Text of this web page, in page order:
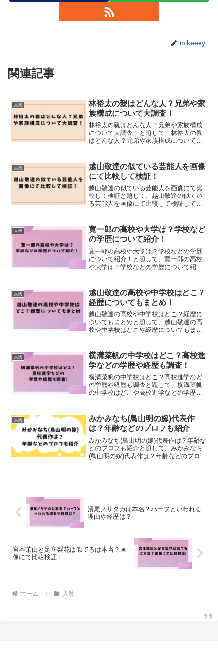
mikeeey
関連記事
人物
林裕太の親はどんな人？兄弟や家
族構成について大調査！
林裕太の親はどんな人？兄弟や家族構成
について大調査！と題して、林裕太の親
はどんな人？兄弟や家族構成について大
人物
越山敬達の似ている芸能人を画像
にて比較して検証！
越山敬達の似ている芸能人を画像にて比
較して検証と題して、越山敬達の似てい
る芸能人を画像にて比較して検証してみ
人物
寛一郎の高校や大学は？学校など
の学歴について紹介！
寛一郎の高校や大学は？学校などの学歴
について紹介！と題して、寛一郎の高校
や大学は？学校などの学歴について紹介
人物
越山敬達の高校や中学校はどこ？
経歴についてもまとめ！
越山敬達の高校や中学校はどこ？経歴に
ついてもまとめと題して、越山敬達の高
校や中学校はどこや経歴についてもまと
人物
横溝菜帆の中学校はどこ？高校進
学などの学歴や経歴も調査！
横溝菜帆の中学校はどこ？高校進学など
の学歴や経歴も調査と題して、横溝菜帆
の中学校はどこや高校進学などの学歴や
人物
みかみなち(鳥山明の嫁)代表作
は？年齢などのプロフも紹介
みかみなち(鳥山明の嫁)代表作は？年齢な
どのプロフも紹介と題して、みかみなち
(鳥山明の嫁)代表作は？年齢などのプロフ
濱尾ノリタカは本名？ハーフといわれる
理由や経歴は？
宮本茉由と足立梨花は似てるは本当？画
像にて比較検証！
ホーム 人物